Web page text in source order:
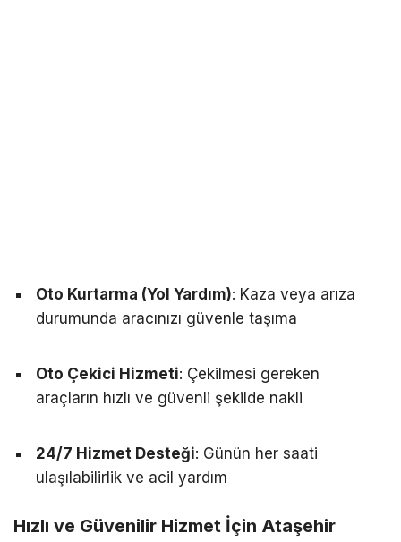
Oto Kurtarma (Yol Yardım): Kaza veya arıza
durumunda aracınızı güvenle taşıma
Oto Çekici Hizmeti: Çekilmesi gereken
araçların hızlı ve güvenli şekilde nakli
24/7 Hizmet Desteği: Günün her saati
ulaşılabilirlik ve acil yardım
Hızlı ve Güvenilir Hizmet İçin Ataşehir